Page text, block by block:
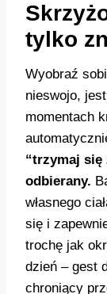
tylko
Wyobraź
nieswojo,
momentach
“trzymaj się
odbierany.
własnego
się i
trochę jak
dzień – gest
chroniący